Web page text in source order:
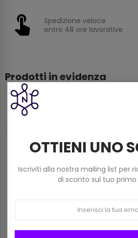
Spedizione veloce
entro 48 ore lavorative
Prodotti in evidenza
(150 G) Col 211
OTTIENI UNO
Iscriviti alla nostra mailing list per
di sconto sul tuo primo